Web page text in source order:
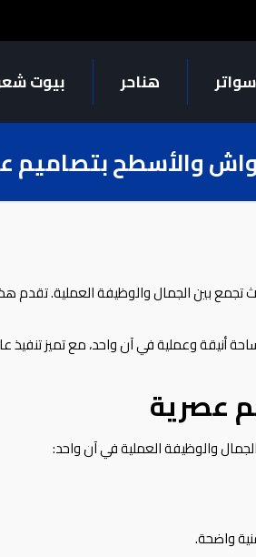
سواتر هناحر بيوت
والأسطح بتصاميم
بين الجمال والوظيفة العملية. تقدم
وعملية في آن واحد، مع تميز تنفيذ
عصرية
والوظيفة العملية في آن واحد:
واضحة.